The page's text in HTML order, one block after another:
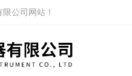
公司网站！